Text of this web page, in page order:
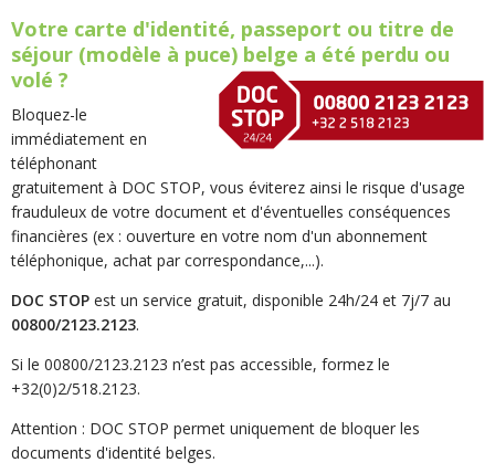
Votre carte d'identité, passeport ou titre de
séjour (modèle à puce) belge a été perdu ou
volé ?
Bloquez-le
immédiatement en
téléphonant
gratuitement à DOC STOP, vous éviterez ainsi le risque d'usage
frauduleux de votre document et d'éventuelles conséquences
financières (ex : ouverture en votre nom d'un abonnement
téléphonique, achat par correspondance,...).
DOC STOP est un service gratuit, disponible 24h/24 et 7j/7 au
00800/2123.2123.
Si le 00800/2123.2123 n’est pas accessible, formez le
+32(0)2/518.2123.
Attention : DOC STOP permet uniquement de bloquer les
documents d'identité belges.